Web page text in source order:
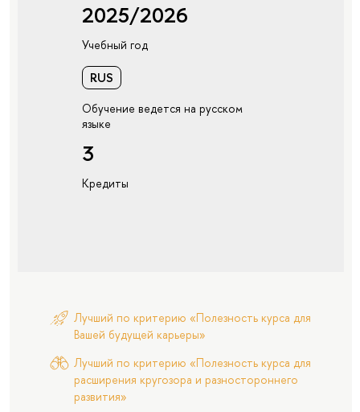
2025/2026
Учебный год
RUS
Обучение ведется на русском
языке
3
Кредиты
Лучший по критерию «Полезность курса для
Вашей будущей карьеры»
Лучший по критерию «Полезность курса для
расширения кругозора и разностороннего
развития»